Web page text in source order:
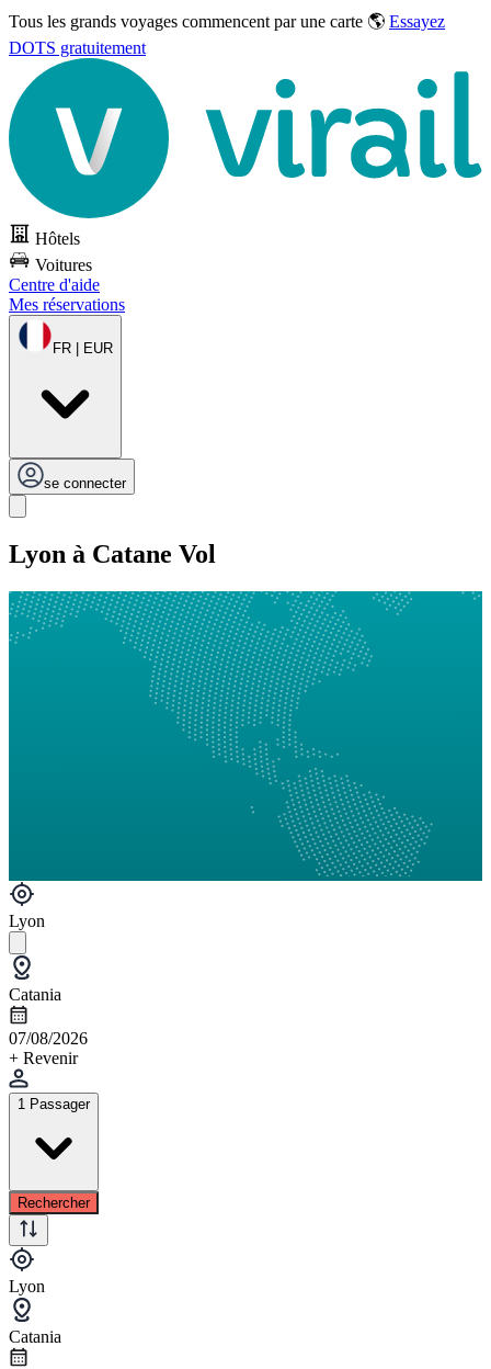
Tous les grands voyages commencent par une carte 🌎 Essayez
DOTS gratuitement
Hôtels
Voitures
Centre d'aide
Mes réservations
FR | EUR
se connecter
Lyon à Catane Vol
Lyon
Catania
07/08/2026
+ Revenir
1 Passager
Rechercher
Lyon
Catania